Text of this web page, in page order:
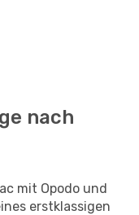
nach
mit Opodo und
erstklassigen